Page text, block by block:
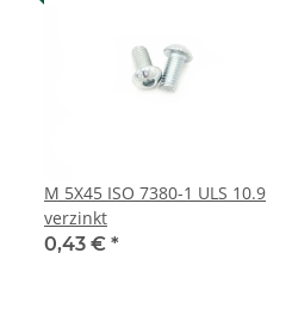
M 5X45 ISO 7380-1 ULS 10.9
verzinkt
0,43 € *